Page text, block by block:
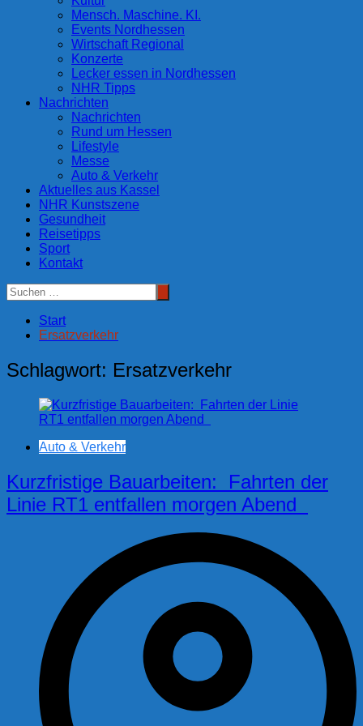
Mensch. Maschine. KI.
Events Nordhessen
Wirtschaft Regional
Konzerte
Lecker essen in Nordhessen
NHR Tipps
Nachrichten
Nachrichten
Rund um Hessen
Lifestyle
Messe
Auto & Verkehr
Aktuelles aus Kassel
NHR Kunstszene
Gesundheit
Reisetipps
Sport
Kontakt
Start
Ersatzverkehr
Schlagwort: Ersatzverkehr
Auto & Verkehr
Kurzfristige Bauarbeiten: Fahrten der
Linie RT1 entfallen morgen Abend